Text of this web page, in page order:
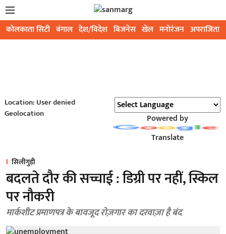
कोलकाता सिटी बंगाल देश/विदेश बिजनेस खेल मनोरंजन अपराजिता
Location: User denied
Geolocation
Powered by
Translate
सिलीगुड़ी
बदलते दौर की सच्चाई : डिग्री पर नहीं, स्किल
पर नौकरी
मार्कशीट प्रमाणपत्र के बावजूद रोज़गार का दरवाज़ा है बंद